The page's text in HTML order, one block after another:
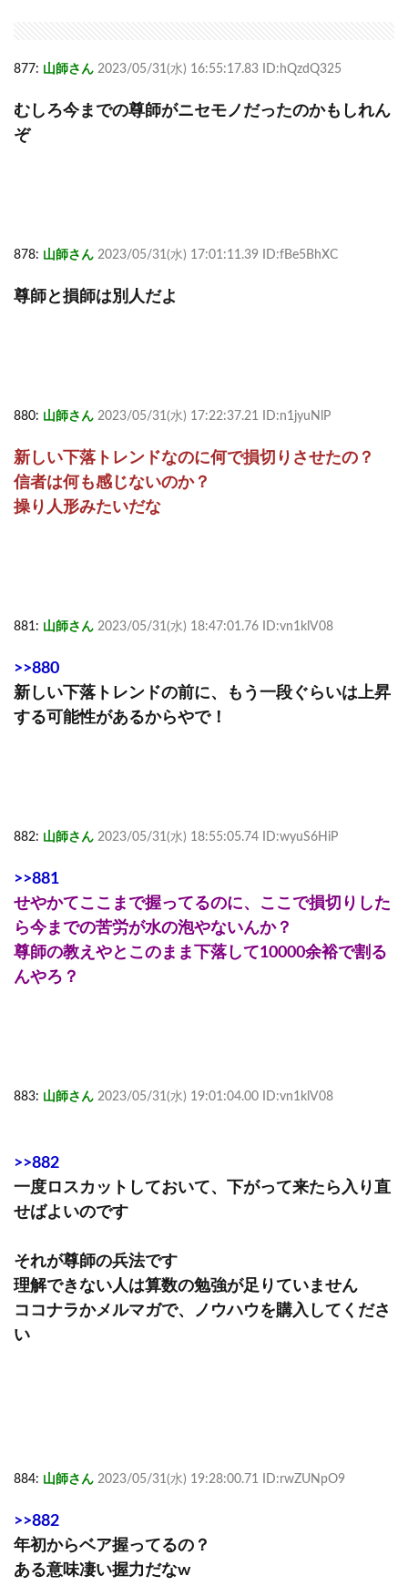
877: 山師さん 2023/05/31(水) 16:55:17.83 ID:hQzdQ325
むしろ今までの尊師がニセモノだったのかもしれん
ぞ
878: 山師さん 2023/05/31(水) 17:01:11.39 ID:fBe5BhXC
尊師と損師は別人だよ
880: 山師さん 2023/05/31(水) 17:22:37.21 ID:n1jyuNlP
新しい下落トレンドなのに何で損切りさせたの？
信者は何も感じないのか？
操り人形みたいだな
881: 山師さん 2023/05/31(水) 18:47:01.76 ID:vn1klV08
>>880
新しい下落トレンドの前に、もう一段ぐらいは上昇
する可能性があるからやで！
882: 山師さん 2023/05/31(水) 18:55:05.74 ID:wyuS6HiP
>>881
せやかてここまで握ってるのに、ここで損切りした
ら今までの苦労が水の泡やないんか？
尊師の教えやとこのまま下落して10000余裕で割る
んやろ？
883: 山師さん 2023/05/31(水) 19:01:04.00 ID:vn1klV08
>>882
一度ロスカットしておいて、下がって来たら入り直
せばよいのです
それが尊師の兵法です
理解できない人は算数の勉強が足りていません
ココナラかメルマガで、ノウハウを購入してくださ
い
884: 山師さん 2023/05/31(水) 19:28:00.71 ID:rwZUNpO9
>>882
年初からベア握ってるの？
ある意味凄い握力だなw